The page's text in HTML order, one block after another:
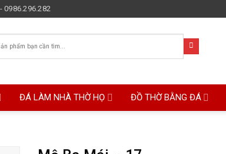
0986.296.282
ĐÁ LÀM NHÀ THỜ HỌ ĐỒ THỜ BẰNG ĐÁ